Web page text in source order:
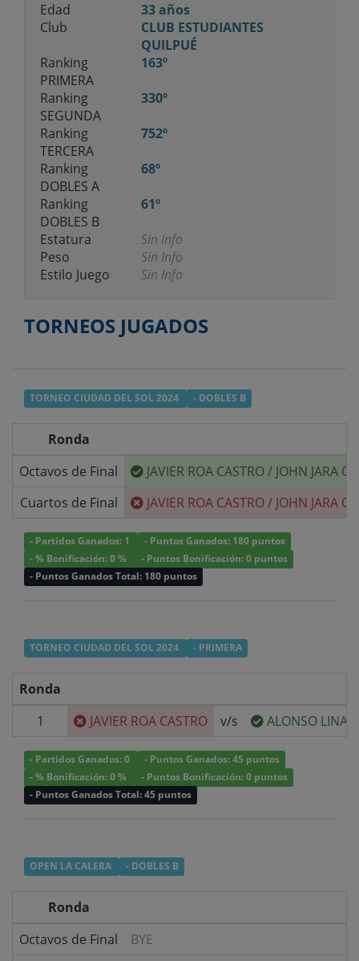
Edad
33 años
Club
CLUB ESTUDIANTES
QUILPUÉ
Ranking
PRIMERA
163º
Ranking
SEGUNDA
330º
Ranking
TERCERA
752º
Ranking
DOBLES A
68º
Ranking
DOBLES B
61º
Estatura
Sin Info
Peso
Sin Info
Estilo Juego
Sin Info
TORNEOS JUGADOS
TORNEO CIUDAD DEL SOL 2024 - DOBLES B
Ronda
Octavos de Final
JAVIER ROA CASTRO/ JOHN JARA
Cuartos de Final
JAVIER ROA CASTRO/ JOHN JARA
- Partidos Ganados: 1
- Puntos Ganados: 180 puntos
- % Bonificación: 0 %
- Puntos Bonificación: 0 puntos
- Puntos Ganados Total: 180 puntos
TORNEO CIUDAD DEL SOL 2024 - PRIMERA
Ronda
1
JAVIER ROA CASTRO v/s ALONSO
- Partidos Ganados: 0
- Puntos Ganados: 45 puntos
- % Bonificación: 0 %
- Puntos Bonificación: 0 puntos
- Puntos Ganados Total: 45 puntos
OPEN LA CALERA - DOBLES B
Ronda
Octavos de Final
BYE